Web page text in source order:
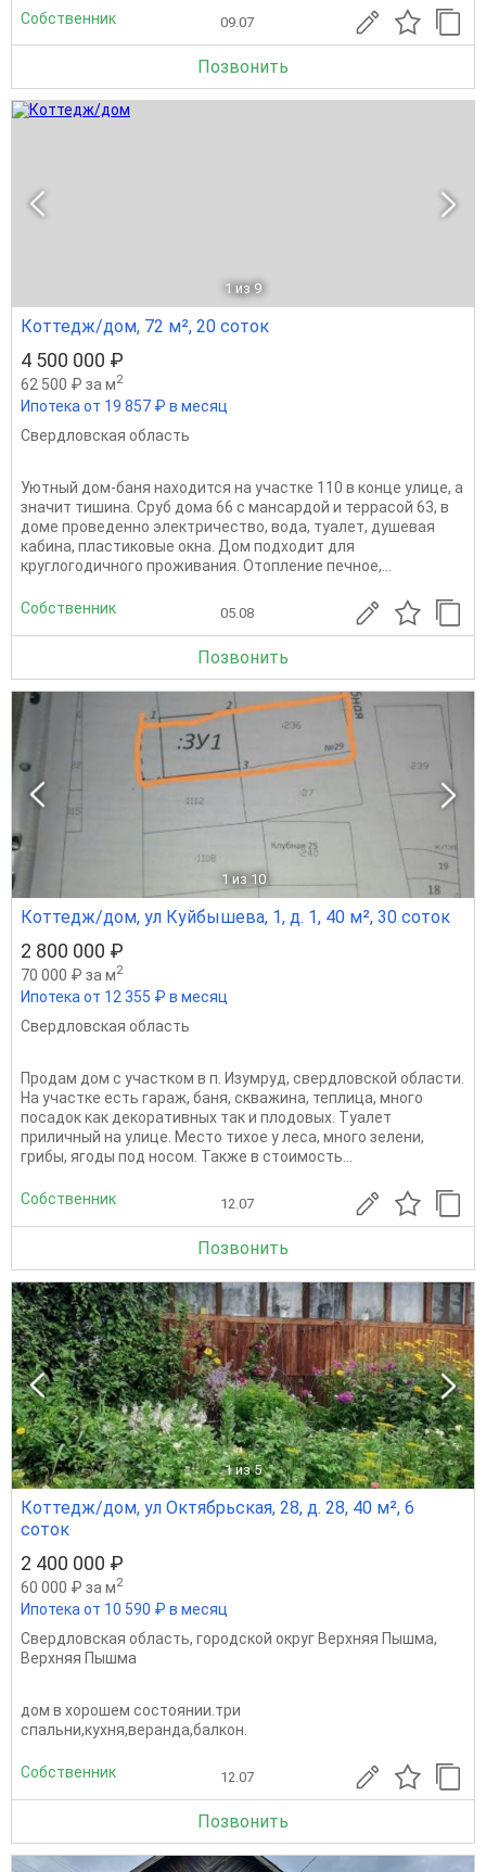
Собственник 09.07
Позвонить
1 из 9
Коттедж/дом, 72 м², 20 соток
4 500 000 ₽
62 500 ₽ за м2
Ипотека от 19 857 ₽ в месяц
Свердловская область
Уютный дом-баня находится на участке 110 в конце улице, а
значит тишина. Сруб дома 66 с мансардой и террасой 63, в
доме проведенно электричество, вода, туалет, душевая
кабина, пластиковые окна. Дом подходит для
круглогодичного проживания. Отопление печное,...
Собственник 05.08
Позвонить
1 из 10
Коттедж/дом, ул Куйбышева, 1, д. 1, 40 м², 30 соток
2 800 000 ₽
70 000 ₽ за м2
Ипотека от 12 355 ₽ в месяц
Свердловская область
Продам дом с участком в п. Изумруд, свердловской области.
На участке есть гараж, баня, скважина, теплица, много
посадок как декоративных так и плодовых. Туалет
приличный на улице. Место тихое у леса, много зелени,
грибы, ягоды под носом. Также в стоимость...
Собственник 12.07
Позвонить
1 из 5
Коттедж/дом, ул Октябрьская, 28, д. 28, 40 м², 6
соток
2 400 000 ₽
60 000 ₽ за м2
Ипотека от 10 590 ₽ в месяц
Свердловская область, городской округ Верхняя Пышма,
Верхняя Пышма
дом в хорошем состоянии.три
спальни,кухня,веранда,балкон.
Собственник 12.07
Позвонить